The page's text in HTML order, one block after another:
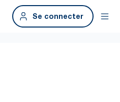
Se connecter